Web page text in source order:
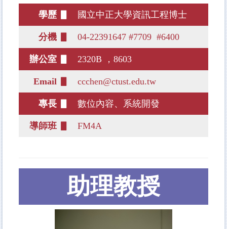
學歷 ▋ 國立中正大學資訊工程博士
分機 ▋ 04-22391647 #7709 #6400
辦公室 ▋ 2320B ，8603
Email ▋ ccchen@ctust.edu.tw
專長 ▋ 數位內容、系統開發
導師班 ▋ FM4A
助理教授